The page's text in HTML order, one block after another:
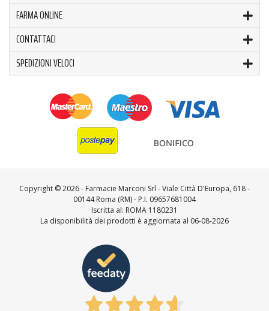
FARMA ONLINE
CONTATTACI
SPEDIZIONI VELOCI
Copyright ©2026 - Farmacie Marconi Srl - Viale Città D'Europa, 618 -
00144 Roma (RM) - P.I. 09657681004
Iscritta al: ROMA 1180231
La disponibilità dei prodotti è aggiornata al 06-08-2026